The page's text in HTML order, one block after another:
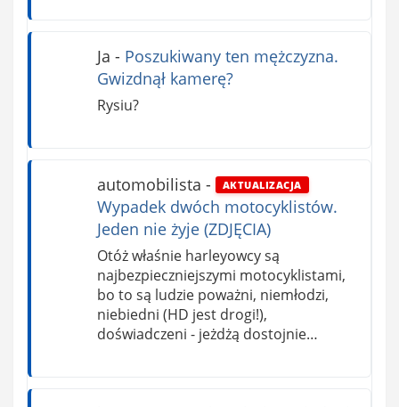
Ja - Poszukiwany ten mężczyzna.
Gwizdnął kamerę?
Rysiu?
automobilista - AKTUALIZACJA
Wypadek dwóch motocyklistów.
Jeden nie żyje (ZDJĘCIA)
Otóż właśnie harleyowcy są
najbezpieczniejszymi motocyklistami,
bo to są ludzie poważni, niemłodzi,
niebiedni (HD jest drogi!),
doświadczeni - jeżdżą dostojnie…